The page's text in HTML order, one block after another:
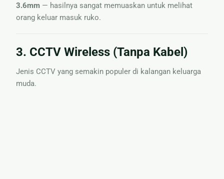
3.6mm — hasilnya sangat memuaskan untuk melihat
orang keluar masuk ruko.
3. CCTV Wireless (Tanpa Kabel)
Jenis CCTV yang semakin populer di kalangan keluarga
muda.